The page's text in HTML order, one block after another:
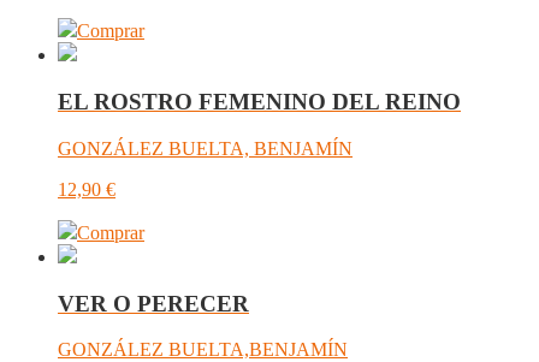
Comprar
EL ROSTRO FEMENINO DEL REINO
GONZÁLEZ BUELTA, BENJAMÍN
12,90 €
Comprar
VER O PERECER
GONZÁLEZ BUELTA,BENJAMÍN